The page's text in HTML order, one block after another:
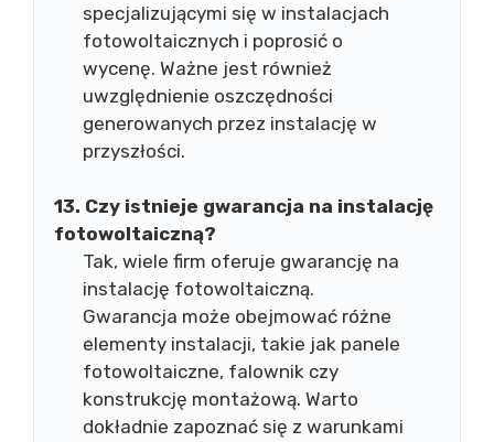
specjalizującymi się w instalacjach
fotowoltaicznych i poprosić o
wycenę. Ważne jest również
uwzględnienie oszczędności
generowanych przez instalację w
przyszłości.
13. Czy istnieje gwarancja na instalację
fotowoltaiczną?
Tak, wiele firm oferuje gwarancję na
instalację fotowoltaiczną.
Gwarancja może obejmować różne
elementy instalacji, takie jak panele
fotowoltaiczne, falownik czy
konstrukcję montażową. Warto
dokładnie zapoznać się z warunkami